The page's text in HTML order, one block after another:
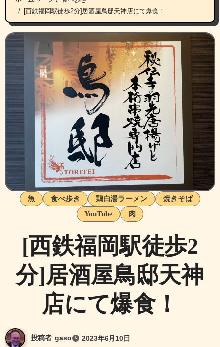
[西鉄福岡駅徒歩2分]居酒屋鳥邸天神店にて爆食！
魚 食べ歩き 鶏白湯ラーメン
焼きそば
YouTube
肉
[西鉄福岡駅徒歩2
分]居酒屋鳥邸天神
店にて爆食！
投稿者 gaso
2023年6月10日